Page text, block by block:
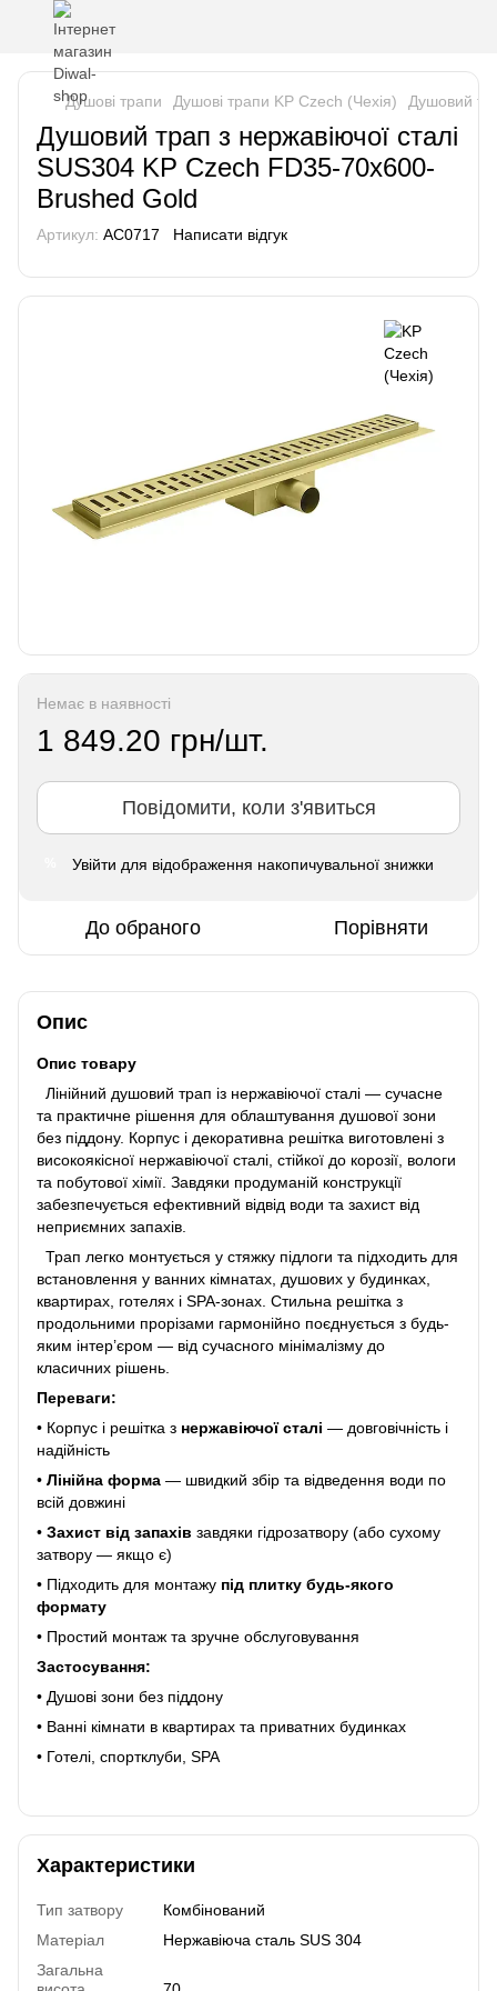
Душові трапи Душові трапи KP Czech (Чехія) Душовий
Душовий трап з нержавіючої сталі
SUS304 KP Czech FD35-70x600-
Brushed Gold
Артикул: AC0717 Написати відгук
Немає в наявності
1 849.20 грн/шт.
Повідомити, коли з'явиться
Увійти для відображення накопичувальної знижки
До обраного Порівняти
Опис
Опис товару
Лінійний душовий трап із нержавіючої сталі — сучасне
та практичне рішення для облаштування душової зони
без піддону. Корпус і декоративна решітка виготовлені з
високоякісної нержавіючої сталі, стійкої до корозії, вологи
та побутової хімії. Завдяки продуманій конструкції
забезпечується ефективний відвід води та захист від
неприємних запахів.
Трап легко монтується у стяжку підлоги та підходить для
встановлення у ванних кімнатах, душових у будинках,
квартирах, готелях і SPA-зонах. Стильна решітка з
продольними прорізами гармонійно поєднується з будь-
яким інтер’єром — від сучасного мінімалізму до
класичних рішень.
Переваги:
• Корпус і решітка з нержавіючої сталі — довговічність і
надійність
• Лінійна форма — швидкий збір та відведення води по
всій довжині
• Захист від запахів завдяки гідрозатвору (або сухому
затвору — якщо є)
• Підходить для монтажу під плитку будь-якого
формату
• Простий монтаж та зручне обслуговування
Застосування:
• Душові зони без піддону
• Ванні кімнати в квартирах та приватних будинках
• Готелі, спортклуби, SPA
Характеристики
Тип затвору
Комбінований
Матеріал
Нержавіюча сталь SUS 304
Загальна